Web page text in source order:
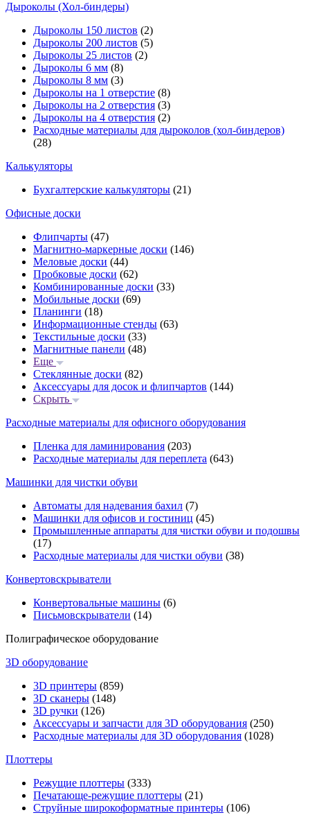
Дыроколы (Хол-биндеры)
Дыроколы 150 листов (2)
Дыроколы 200 листов (5)
Дыроколы 25 листов (2)
Дыроколы 6 мм (8)
Дыроколы 8 мм (3)
Дыроколы на 1 отверстие (8)
Дыроколы на 2 отверстия (3)
Дыроколы на 4 отверстия (2)
Расходные материалы для дыроколов (хол-биндеров)
(28)
Калькуляторы
Бухгалтерские калькуляторы (21)
Офисные доски
Флипчарты (47)
Магнитно-маркерные доски (146)
Меловые доски (44)
Пробковые доски (62)
Комбинированные доски (33)
Мобильные доски (69)
Планинги (18)
Информационные стенды (63)
Текстильные доски (33)
Магнитные панели (48)
Еще
Стеклянные доски (82)
Аксессуары для досок и флипчартов (144)
Скрыть
Расходные материалы для офисного оборудования
Пленка для ламинирования (203)
Расходные материалы для переплета (643)
Машинки для чистки обуви
Автоматы для надевания бахил (7)
Машинки для офисов и гостиниц (45)
Промышленные аппараты для чистки обуви и подошвы
(17)
Расходные материалы для чистки обуви (38)
Конвертовскрыватели
Конвертовальные машины (6)
Письмовскрыватели (14)
Полиграфическое оборудование
3D оборудование
3D принтеры (859)
3D сканеры (148)
3D ручки (126)
Аксессуары и запчасти для 3D оборудования (250)
Расходные материалы для 3D оборудования (1028)
Плоттеры
Режущие плоттеры (333)
Печатающе-режущие плоттеры (21)
Струйные широкоформатные принтеры (106)